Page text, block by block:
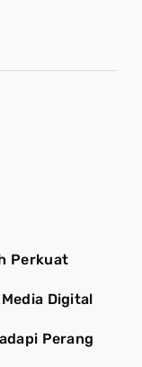
Perkuat
Digital
Perang